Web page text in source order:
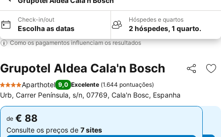
Check-in/out
Escolha as datas
Hóspedes e quartos
2 hóspedes, 1 quarto.
Como os pagamentos influenciam os resultados
Grupotel Aldea Cala'n Bosch Partilhar
4 Estrelas
Aparthotel 9,0 Excelente (1.644 pontuações)
Urb, Carrer Península, s/n, 07769, Cala'n Bosc, Espanha
de € 88
Consulte os preços de 7 sites
de € 88
Consulte os preços de 7 sites